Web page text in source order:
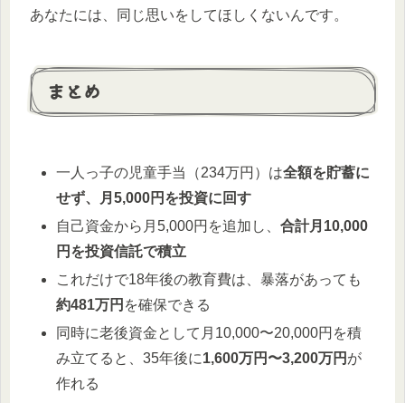
あなたには、同じ思いをしてほしくないんです。
まとめ
一人っ子の児童手当（234万円）は全額を貯蓄に
せず、月5,000円を投資に回す
自己資金から月5,000円を追加し、合計月10,000
円を投資信託で積立
これだけで18年後の教育費は、暴落があっても
約481万円 を確保できる
同時に老後資金として月10,000〜20,000円を積
み立てると、35年後に1,600万円〜3,200万円 が
作れる